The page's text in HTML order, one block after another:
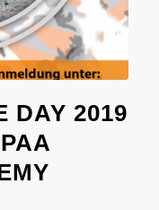
DAY 2019